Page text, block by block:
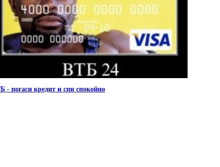
- погаси кредит и спи спокойно